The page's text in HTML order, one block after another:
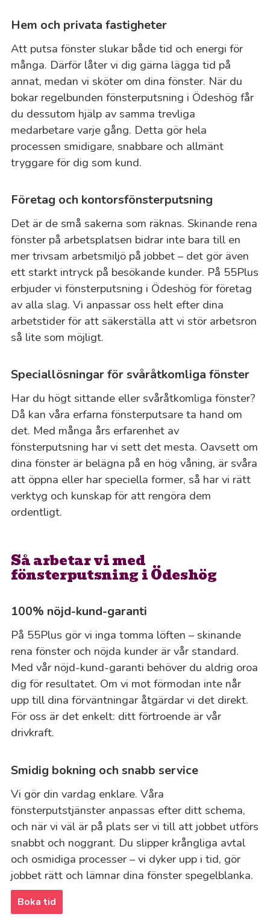
Hem och privata fastigheter
Att putsa fönster slukar både tid och energi för
många. Därför låter vi dig gärna lägga tid på
annat, medan vi sköter om dina fönster. När du
bokar regelbunden fönsterputsning i Ödeshög får
du dessutom hjälp av samma trevliga
medarbetare varje gång. Detta gör hela
processen smidigare, snabbare och allmänt
tryggare för dig som kund.
Företag och kontorsfönsterputsning
Det är de små sakerna som räknas. Skinande rena
fönster på arbetsplatsen bidrar inte bara till en
mer trivsam arbetsmiljö på jobbet – det gör även
ett starkt intryck på besökande kunder. På 55Plus
erbjuder vi fönsterputsning i Ödeshög för företag
av alla slag. Vi anpassar oss helt efter dina
arbetstider för att säkerställa att vi stör arbetsron
så lite som möjligt.
Speciallösningar för svåråtkomliga fönster
Har du högt sittande eller svåråtkomliga fönster?
Då kan våra erfarna fönsterputsare ta hand om
det. Med många års erfarenhet av
fönsterputsning har vi sett det mesta. Oavsett om
dina fönster är belägna på en hög våning, är svåra
att öppna eller har speciella former, så har vi rätt
verktyg och kunskap för att rengöra dem
ordentligt.
Så arbetar vi med
fönsterputsning i Ödeshög
100% nöjd-kund-garanti
På 55Plus gör vi inga tomma löften – skinande
rena fönster och nöjda kunder är vår standard.
Med vår nöjd-kund-garanti behöver du aldrig oroa
dig för resultatet. Om vi mot förmodan inte når
upp till dina förväntningar åtgärdar vi det direkt.
För oss är det enkelt: ditt förtroende är vår
drivkraft.
Smidig bokning och snabb service
Vi gör din vardag enklare. Våra
fönsterputstjänster anpassas efter ditt schema,
och när vi väl är på plats ser vi till att jobbet utförs
snabbt och noggrant. Du slipper krångliga avtal
och osmidiga processer – vi dyker upp i tid, gör
jobbet rätt och lämnar dina fönster spegelblanka.
Boka tid